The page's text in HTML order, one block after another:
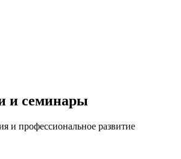
Next slide
Ташкенте определили
среди студентов |
в День смеха превратилась в
креатива. В Ташкенте состоялись